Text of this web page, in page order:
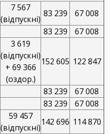
7 567
(відпускні)
83 239
67 008
83 239 67 008
3 619
(відпускні)
+ 69 366
(оздор.)
152 605 122 847
83 239
67 008
83 239
67 008
59 457
(відпускні)
142 696 114 870